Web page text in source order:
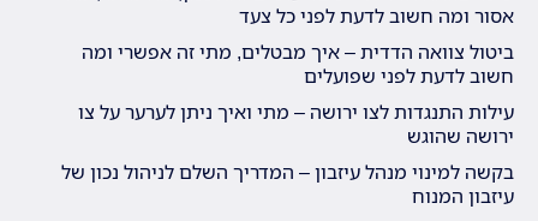
אסור ומה חשוב לדעת לפני כל צעד
ביטול צוואה הדדית – איך מבטלים, מתי זה אפשרי ומה
חשוב לדעת לפני שפועלים
עילות התנגדות לצו ירושה – מתי ואיך ניתן לערער על צו
ירושה שהוגש
בקשה למינוי מנהל עיזבון – המדריך השלם לניהול נכון של
עיזבון המנוח